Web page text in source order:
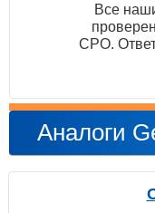
Все
СРО.
Аналоги